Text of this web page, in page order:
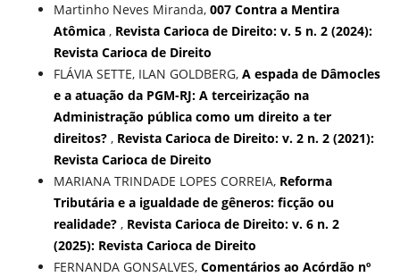
Martinho Neves Miranda, 007 Contra a Mentira
Atômica , Revista Carioca de Direito: v. 5 n. 2 (2024):
Revista Carioca de Direito
FLÁVIA SETTE, ILAN GOLDBERG, A espada de Dâmocles
e a atuação da PGM-RJ: A terceirização na
Administração pública como um direito a ter
direitos? , Revista Carioca de Direito: v. 2 n. 2 (2021):
Revista Carioca de Direito
MARIANA TRINDADE LOPES CORREIA, Reforma
Tributária e a igualdade de gêneros: ficção ou
realidade? , Revista Carioca de Direito: v. 6 n. 2
(2025): Revista Carioca de Direito
FERNANDA GONSALVES, Comentários ao Acórdão nº